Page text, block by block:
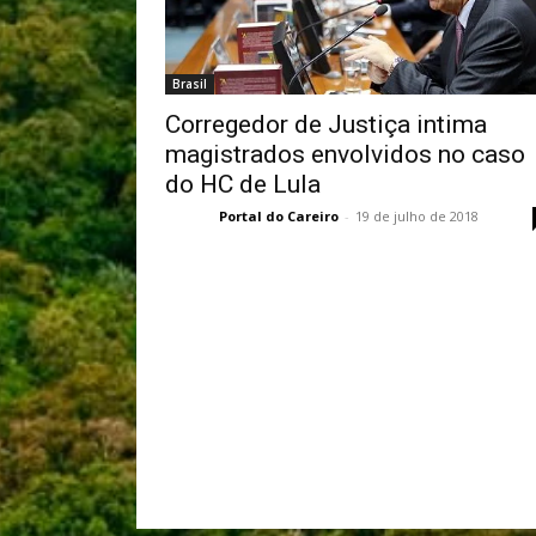
Brasil
Corregedor de Justiça intima
magistrados envolvidos no caso
do HC de Lula
Portal do Careiro - 19 de julho de 2018